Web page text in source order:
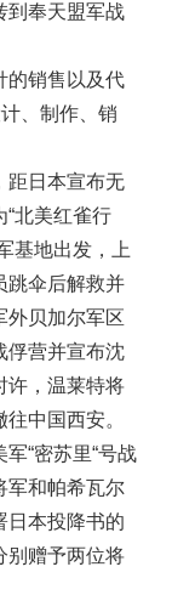
到奉天盟军战
的销售以及代
、制作、销
距日本宣布无
北美红雀行
基地出发，上
跳伞后解救并
外贝加尔军区
俘营并宣布沈
许，温莱特将
中国西安。
“密苏里“号战
军和帕希瓦尔
日本投降书的
别赠予两位将